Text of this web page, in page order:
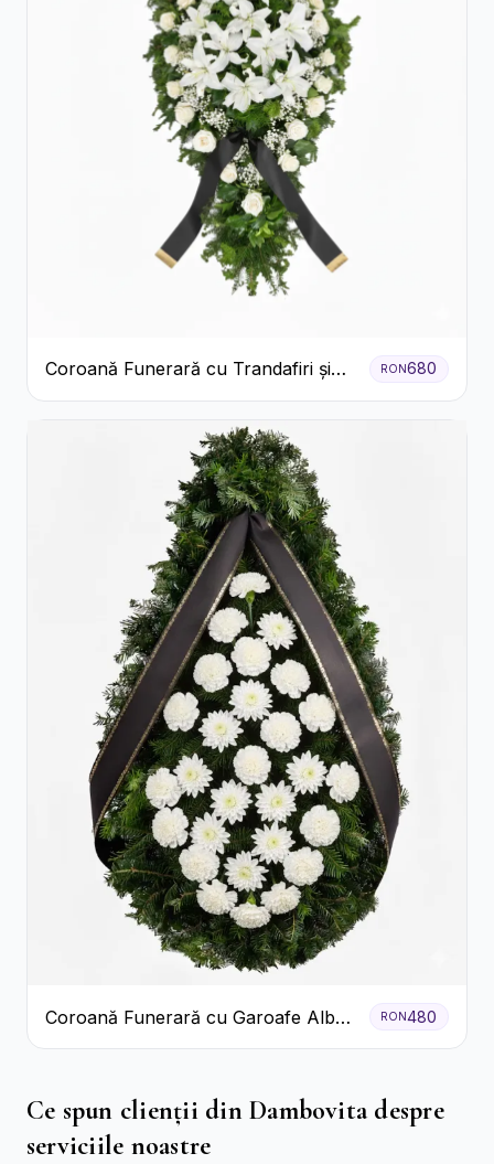
Coroană Funerară cu Trandafiri și
Crini
RON680
Coroană Funerară cu Garoafe Albe
și Crizanteme
RON480
Ce spun clienții din Dambovita despre
serviciile noastre